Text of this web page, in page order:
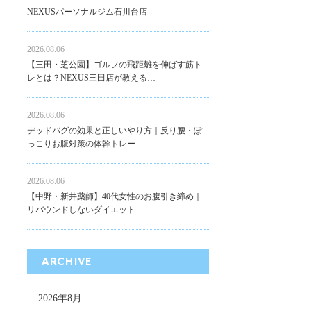
NEXUSパーソナルジム石川台店
2026.08.06
【三田・芝公園】ゴルフの飛距離を伸ばす筋ト
レとは？NEXUS三田店が教える…
2026.08.06
デッドバグの効果と正しいやり方｜反り腰・ぽ
っこりお腹対策の体幹トレー…
2026.08.06
【中野・新井薬師】40代女性のお腹引き締め｜
リバウンドしないダイエット…
ARCHIVE
2026年8月